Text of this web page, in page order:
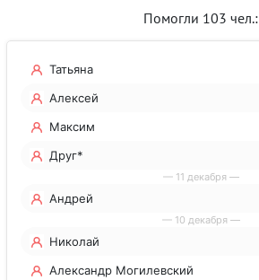
Помогли 103 чел.:
Татьяна
Алексей
Максим
Друг*
— 11 декабря —
Андрей
— 10 декабря —
Николай
Александр Могилевский